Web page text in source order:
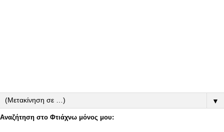
▼
Αναζήτηση στο Φτιάχνω μόνος μου: